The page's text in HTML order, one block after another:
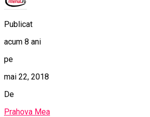
Publicat
acum 8 ani
pe
mai 22, 2018
De
Prahova Mea